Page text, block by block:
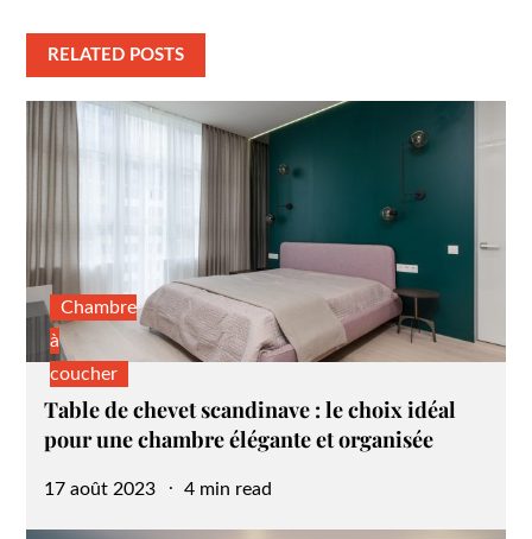
RELATED POSTS
Chambre
à
coucher
Table de chevet scandinave : le choix idéal
pour une chambre élégante et organisée
Posted
17 août 2023 4 min read